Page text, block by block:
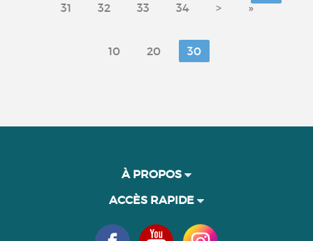
31
32 33 34 > »
10 20 30
À PROPOS
ACCÈS RAPIDE